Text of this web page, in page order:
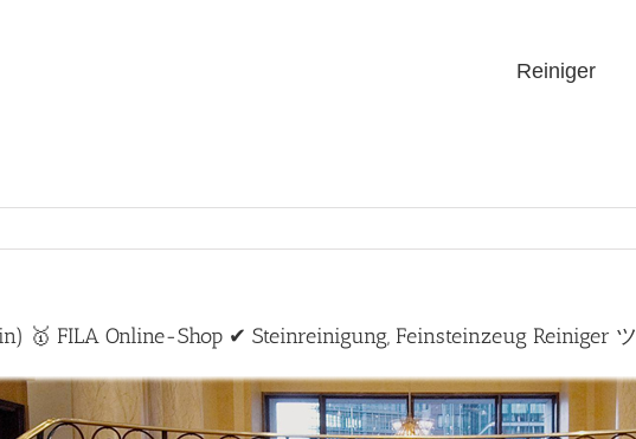
Reiniger
🥇 FILA Online-Shop ✔ Steinreinigung, Feinsteinzeug Reiniger ツ